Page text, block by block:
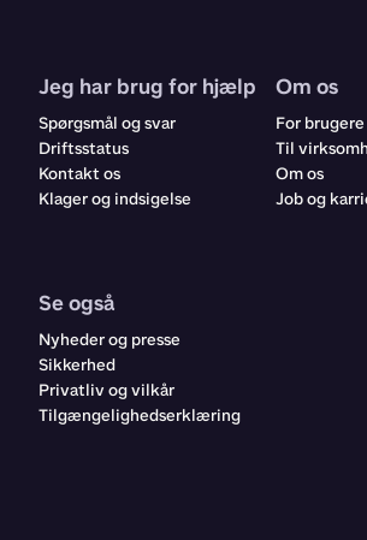
Jeg har brug for hjælp
Spørgsmål og svar
Driftsstatus
Kontakt os
Klager og indsigelse
Om os
For brugere
Til
Om os
Job og
Se også
Nyheder og presse
Sikkerhed
Privatliv og vilkår
Tilgængelighedserklæring